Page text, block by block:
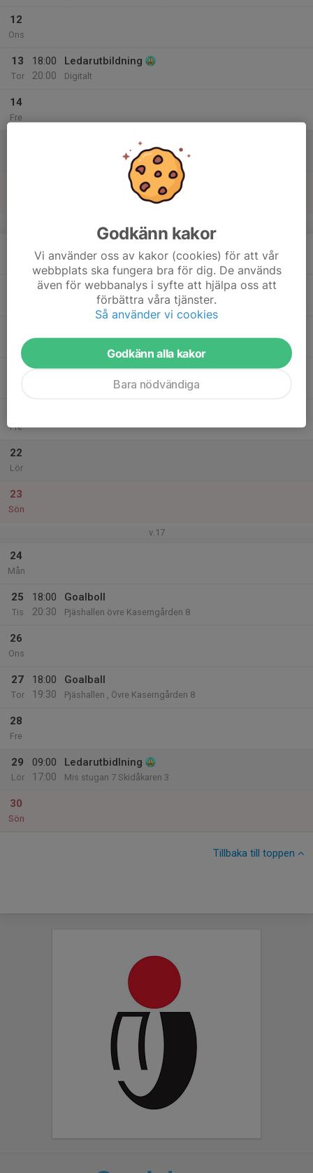
12
Ons
13
Tor
18:00
20:00
Ledarutbildning
Digitalt
14
Fre
Pjäshallen övre Kaserngården 8
18:00
Goalboll
Pjäshallen övre Kaserngården 8
Ons
18:00
Goalball
Pjäshallen , Övre Kaserngården 8
Fre
22
Lör
23
Sön
v.17
24
Mån
25
Tis
18:00
20:30
Goalboll
Pjäshallen övre Kaserngården 8
26
Ons
27
Tor
18:00
19:30
Goalball
Pjäshallen , Övre Kaserngården 8
28
Fre
29
Lör
09:00
17:00
Ledarutbidlning
Mis stugan 7 Skidåkaren 3
30
Sön
Tillbaka till toppen
Godkänn kakor
Vi använder oss av kakor (cookies) för att vår
webbplats ska fungera bra för dig. De används
även för webbanalys i syfte att hjälpa oss att
förbättra våra tjänster.
Så använder vi cookies
Godkänn alla kakor
Bara nödvändiga